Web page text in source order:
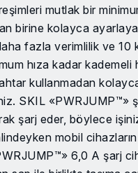
mutlak bir
birine kolayca
fazla verimlilik ve 10
hıza kadar kademeli
kullanmadan
SKIL «PWRJUMP™»
şarj eder, böylece
mobil
6,0 A şarj